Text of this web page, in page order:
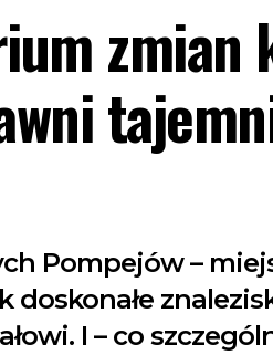
Pompejów –
I – co